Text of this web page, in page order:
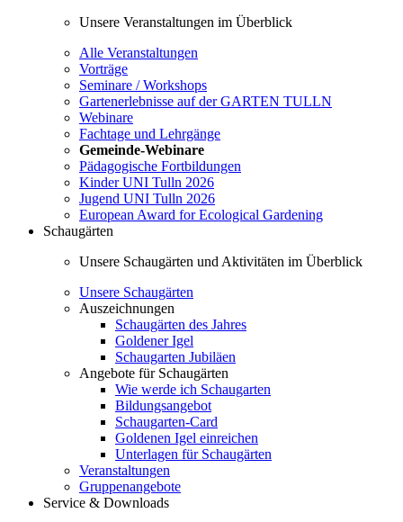
Unsere Veranstaltungen im Überblick
Alle Veranstaltungen
Vorträge
Seminare / Workshops
Gartenerlebnisse auf der GARTEN TULLN
Webinare
Fachtage und Lehrgänge
Gemeinde-Webinare
Pädagogische Fortbildungen
Kinder UNI Tulln 2026
Jugend UNI Tulln 2026
European Award for Ecological Gardening
Schaugärten
Unsere Schaugärten und Aktivitäten im Überblick
Unsere Schaugärten
Auszeichnungen
Schaugärten des Jahres
Goldener Igel
Schaugarten Jubiläen
Angebote für Schaugärten
Wie werde ich Schaugarten
Bildungsangebot
Schaugarten-Card
Goldenen Igel einreichen
Unterlagen für Schaugärten
Veranstaltungen
Gruppenangebote
Service & Downloads